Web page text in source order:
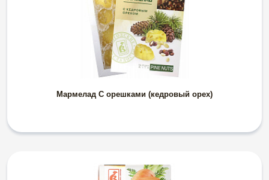
Мармелад С орешками (кедровый орех)